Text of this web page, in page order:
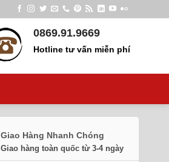
0869.91.9669
Hotline tư vấn miễn phí
Giao Hàng Nhanh Chóng
Giao hàng toàn quốc từ 3-4 ngày